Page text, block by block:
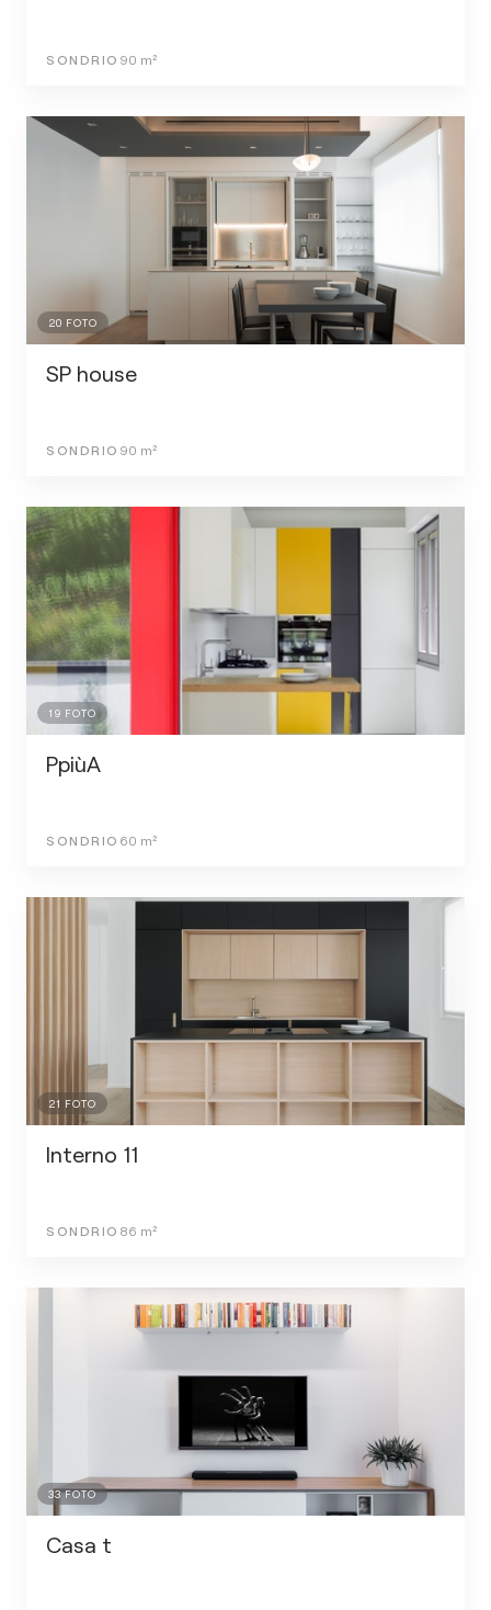
SONDRIO 90 m²
20 FOTO
SP house
SONDRIO 90 m²
19 FOTO
PpiùA
SONDRIO 60 m²
21 FOTO
Interno 11
SONDRIO 86 m²
33FOTO
Casa t